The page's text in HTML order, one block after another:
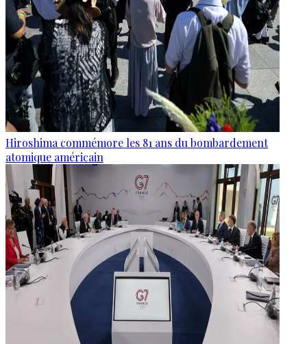
Hiroshima commémore les 81 ans du bombardement
atomique américain